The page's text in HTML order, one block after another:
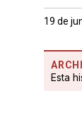
19 de
Esta